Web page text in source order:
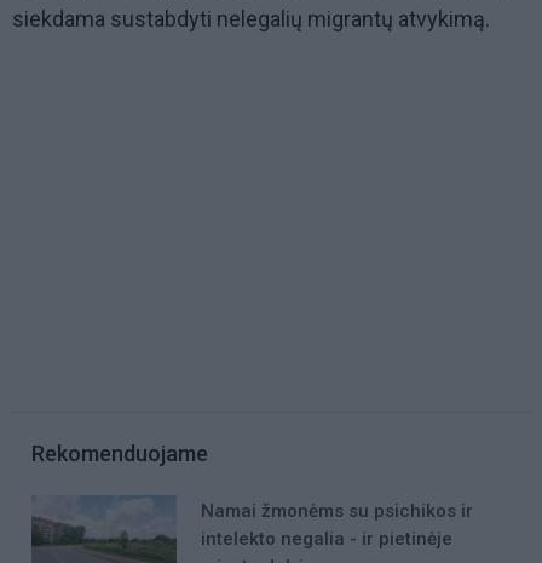
siekdama sustabdyti nelegalių migrantų atvykimą.
Rekomenduojame
Namai žmonėms su psichikos ir
intelekto negalia - ir pietinėje